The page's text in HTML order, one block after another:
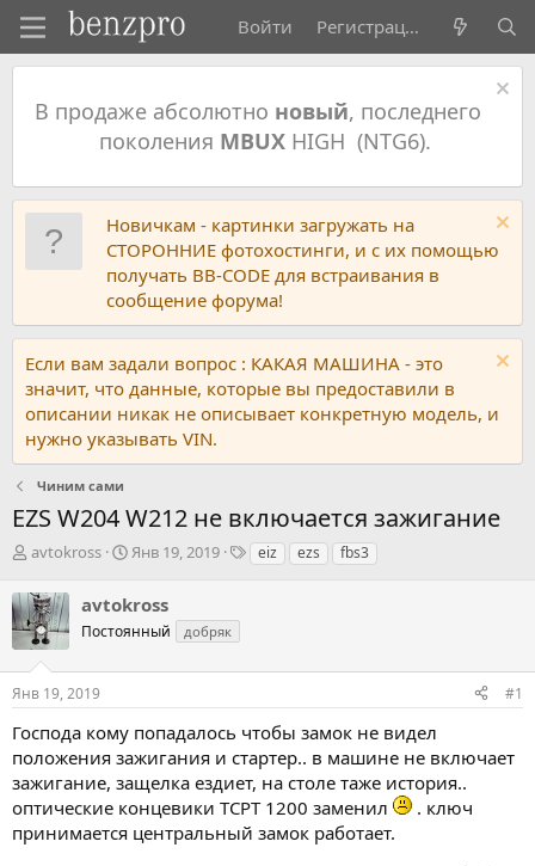
Войти Регистрация
В продаже абсолютно новый, последнего
поколения MBUXHIGH (NTG6).
Новичкам - картинки загружать на
СТОРОННИЕ фотохостинги, и с их помощью
получать BB-CODE для встраивания в
сообщение форума!
Если вам задали вопрос : КАКАЯ МАШИНА - это
значит, что данные, которые вы предоставили в
описании никак не описывает конкретную модель, и
нужно указывать VIN.
Чиним сами
EZS W204 W212 не включается зажигание
А
т
о
р
е
м
avtokross
Д
а
н
ч
а
Янв 19, 2019
Тeiz ezs fbs3
avtokross
Постоянный добряк
Янв 19, 2019 #1
Господа кому попадалось чтобы замок не видел
положения зажигания и стартер.. в машине не включает
зажигание, защелка ездиет, на столе таже история..
оптические концевики TCPT 1200 заменил
. ключ
принимается центральный замок работает.